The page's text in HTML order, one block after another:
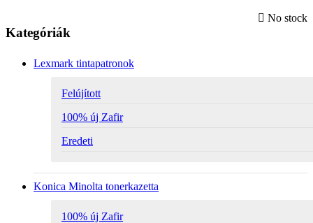
No stock
Kategóriák
Lexmark tintapatronok
Felújított
100% új Zafir
Eredeti
Konica Minolta tonerkazetta
100% új Zafir